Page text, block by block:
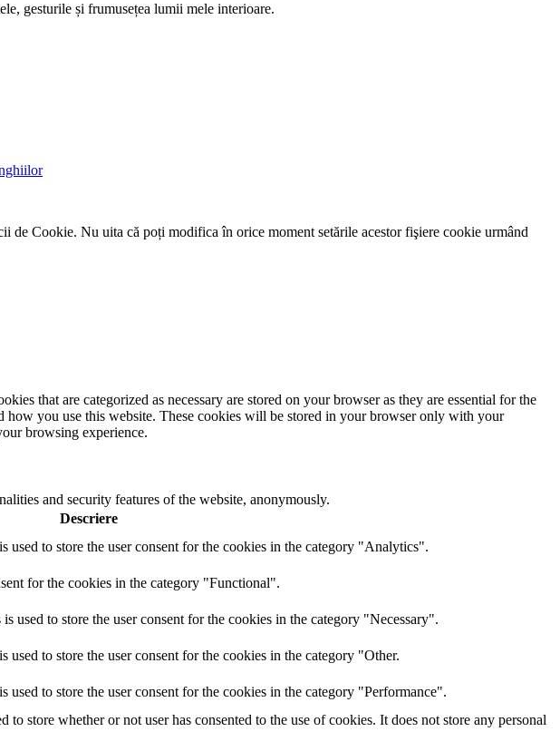
gesturile și frumusețea lumii mele interioare.
Cookie. Nu uita că poți modifica în orice moment setările acestor fişiere cookie urmând
that are categorized as necessary are stored on your browser as they are essential for the
you use this website. These cookies will be stored in your browser only with your
browsing experience.
and security features of the website, anonymously.
Descriere
to store the user consent for the cookies in the category "Analytics".
for the cookies in the category "Functional".
to store the user consent for the cookies in the category "Necessary".
to store the user consent for the cookies in the category "Other.
to store the user consent for the cookies in the category "Performance".
store whether or not user has consented to the use of cookies. It does not store any personal